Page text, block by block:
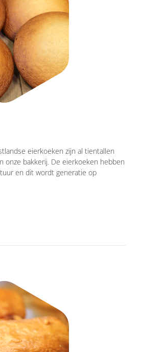
eierkoeken zijn al tientallen
onze bakkerij. De eierkoeken hebben
en dit wordt generatie op